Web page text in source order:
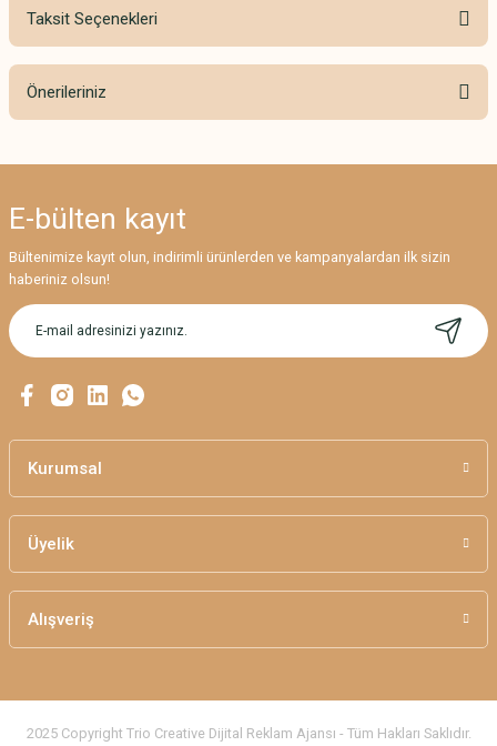
Bu ürüne ilk yorumu siz yapın!
Taksit Seçenekleri
Önerileriniz
Görüş ve önerileriniz için teşekkür ederiz.
Ürün resmi kalitesiz, bozuk veya görüntülenemiyor.
Ürün açıklamasında eksik bilgiler bulunuyor.
Ürün bilgilerinde hatalar bulunuyor.
Bu ürüne benzer farklı alternatifler olmalı.
E-bülten kayıt
Bültenimize kayıt olun, indirimli ürünlerden ve kampanyalardan ilk sizin
haberiniz olsun!
Kurumsal
Üyelik
Alışveriş
2025 Copyright Trio Creative Dijital Reklam Ajansı - Tüm Hakları Saklıdır.